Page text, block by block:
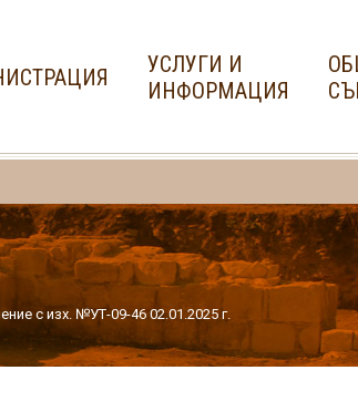
УСЛУГИ И
ИНФОРМАЦИЯ
с изх. №УТ-09-46 02.01.2025 г.